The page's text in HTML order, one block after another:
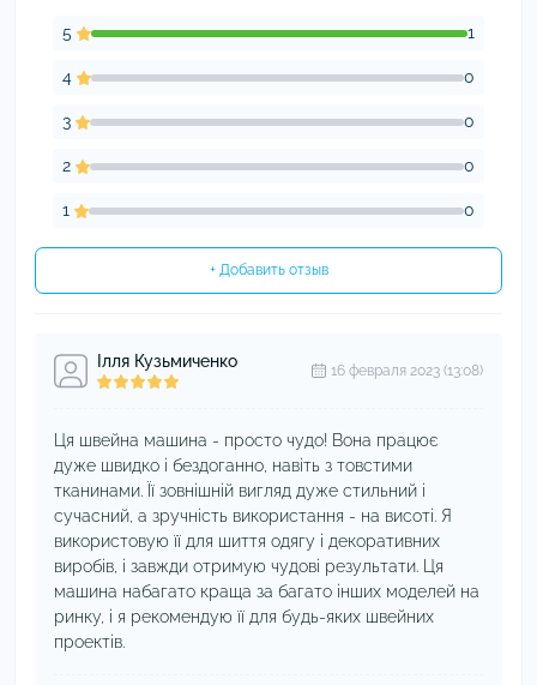
5 1
4 0
3 0
2 0
1 0
+ Добавить отзыв
Ілля Кузьмиченко 16 февраля 2023 (13:08)
Ця швейна машина - просто чудо! Вона працює
дуже швидко і бездоганно, навіть з товстими
тканинами. Її зовнішній вигляд дуже стильний і
сучасний, а зручність використання - на висоті. Я
використовую її для шиття одягу і декоративних
виробів, і завжди отримую чудові результати. Ця
машина набагато краща за багато інших моделей на
ринку, і я рекомендую її для будь-яких швейних
проектів.